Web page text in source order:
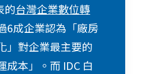
的台灣企業數位轉
6成企業認為「廠房
」對企業最主要的
成本」。而IDC 白